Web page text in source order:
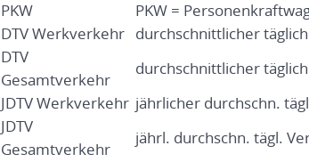
PKW
PKW =
DTV Werkverkehr durchschnittlicher
DTV
Gesamtverkehr
durchschnittlicher
JDTV Werkverkehr jährlicher durchschn.
JDTV
Gesamtverkehr
jährl. durchschn. tägl.